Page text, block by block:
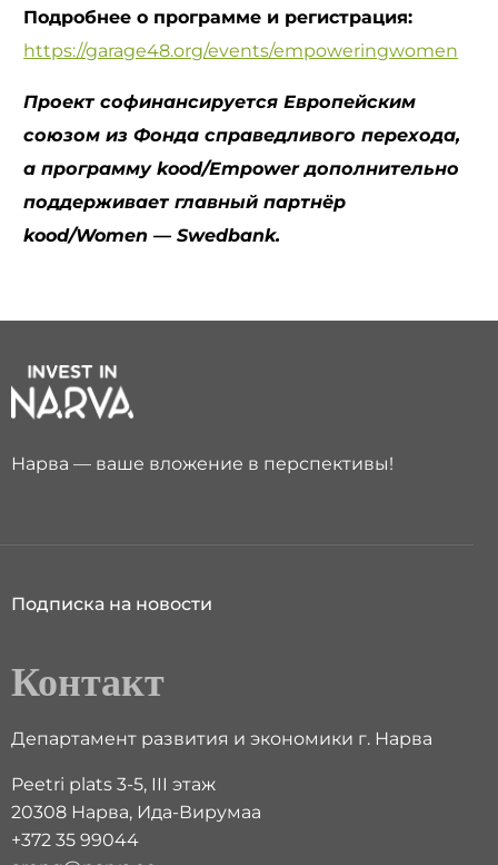
Подробнее о программе и регистрация:
https://garage48.org/events/empoweringwomen
Проект софинансируется Европейским
союзом из Фонда справедливого перехода,
а программу kood/Empower дополнительно
поддерживает главный партнёр
kood/Women — Swedbank.
Нарва — ваше вложение в перспективы!
Подписка на новости
Контакт
Департамент развития и экономики г. Нарва
Peetri plats 3-5, III этаж
20308 Нарва, Ида-Вирумаа
+372 35 99044